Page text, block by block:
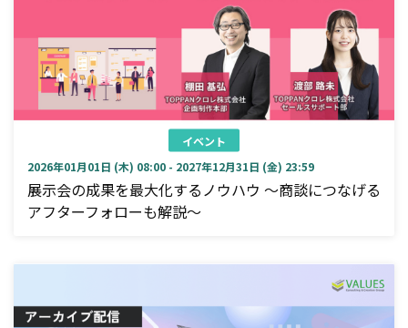
イベント
2026年01月01日 (木) 08:00 - 2027年12月31日 (金) 23:59
展示会の成果を最大化するノウハウ ～商談につなげる
アフターフォローも解説～